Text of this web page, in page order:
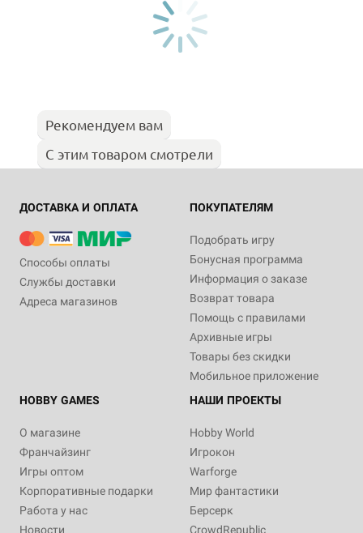
Рекомендуем вам
С этим товаром смотрели
ДОСТАВКА И ОПЛАТА
Способы оплаты
Службы доставки
Адреса магазинов
ПОКУПАТЕЛЯМ
Подобрать игру
Бонусная программа
Информация о заказе
Возврат товара
Помощь с правилами
Архивные игры
Товары без скидки
Мобильное приложение
HOBBY GAMES
О магазине
Франчайзинг
Игры оптом
Корпоративные подарки
Работа у нас
Новости
НАШИ ПРОЕКТЫ
Hobby World
Игрокон
Warforge
Мир фантастики
Берсерк
CrowdRepublic